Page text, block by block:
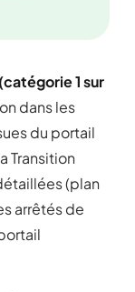
1 sur
dans les
du portail
Transition
(plan
arrêtés de